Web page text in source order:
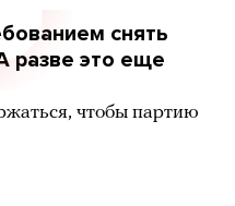
снять
разве это еще
чтобы партию